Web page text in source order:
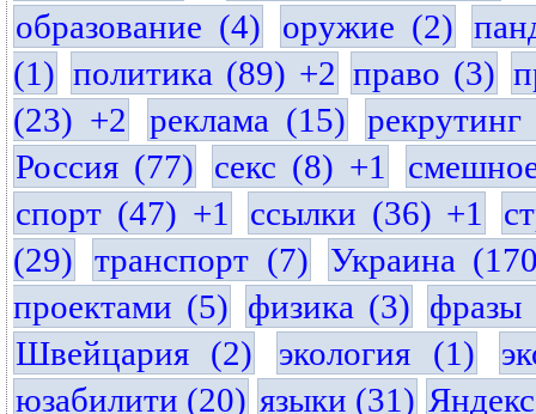
образование (4)
оружие (2)
(1) политика (89) +2 право (3)
(23) +2
реклама (15)
Россия (77) секс (8) +1
спорт (47) +1
ссылки (36) +1
(29)
транспорт (7)
Украина
проектами (5) физика (3) фразы
Швейцария (2)
экология (1)
юзабилити (20) языки (31)